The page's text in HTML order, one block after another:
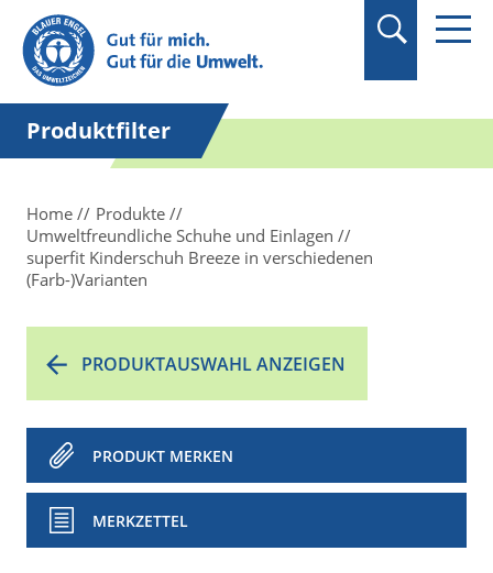
Suchbegriff in
Anführungszeichen
setzen.
Produktfilter
Home
Produkte
Umweltfreundliche Schuhe und Einlagen
superfit Kinderschuh Breeze in verschiedenen
(Farb-)Varianten
PRODUKTAUSWAHL ANZEIGEN
PRODUKT MERKEN
MERKZETTEL